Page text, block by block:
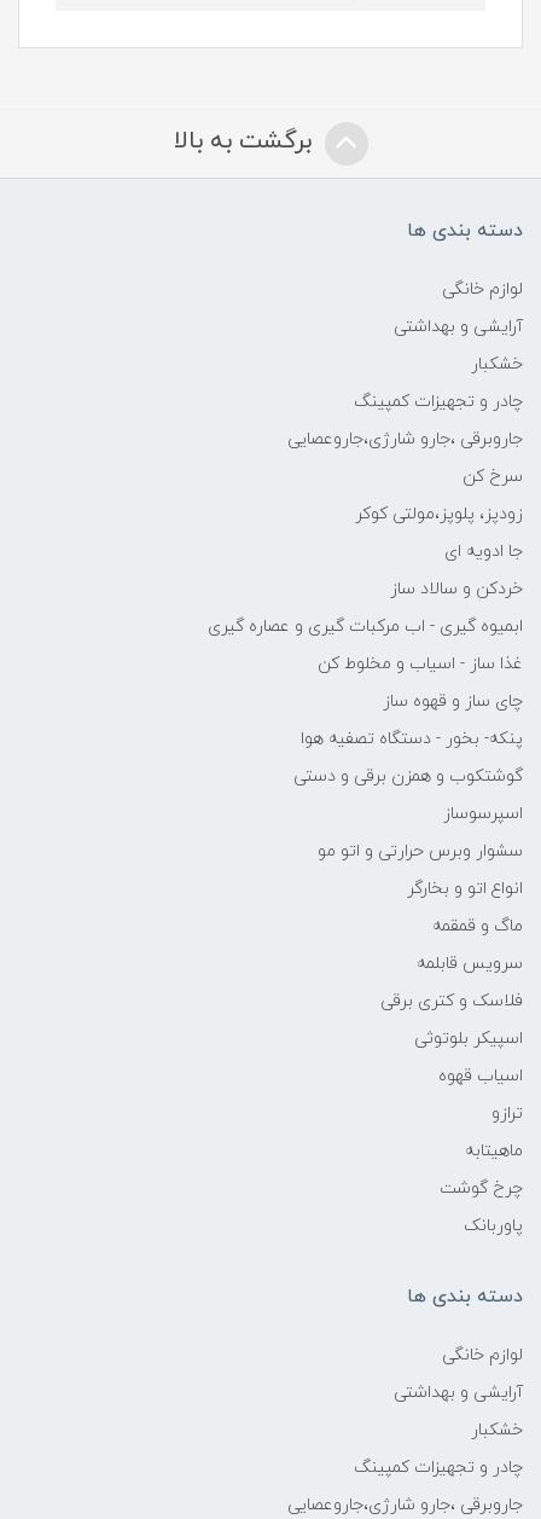
برگشت به بالا
دسته بندی ها
لوازم خانگی
آرایشی و بهداشتی
خشکبار
چادر و تجهیزات کمپینگ
جاروبرقی ،جارو شارژی،جاروعصایی
سرخ کن
زودپز، پلوپز،مولتی کوکر
جا ادویه ای
خردکن و سالاد ساز
ابمیوه گیری - اب مرکبات گیری و عصاره گیری
غذا ساز - اسیاب و مخلوط کن
چای ساز و قهوه ساز
پنکه- بخور - دستگاه تصفیه هوا
گوشتکوب و همزن برقی و دستی
اسپرسوساز
سشوار وبرس حرارتی و اتو مو
انواع اتو و بخارگر
ماگ و قمقمه
سرویس قابلمه
فلاسک و کتری برقی
اسپیکر بلوتوثی
اسیاب قهوه
ترازو
ماهیتابه
چرخ گوشت
پاوربانک
دسته بندی ها
لوازم خانگی
آرایشی و بهداشتی
خشکبار
چادر و تجهیزات کمپینگ
جاروبرقی ،جارو شارژی،جاروعصایی